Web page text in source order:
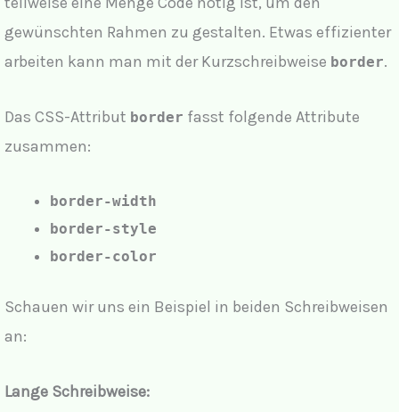
gewünschten Rahmen zu gestalten. Etwas effizienter
arbeiten kann man mit der Kurzschreibweise border.
Das CSS-Attribut border fasst folgende Attribute
zusammen:
border-width
border-style
border-color
Schauen wir uns ein Beispiel in beiden Schreibweisen
an:
Lange Schreibweise: